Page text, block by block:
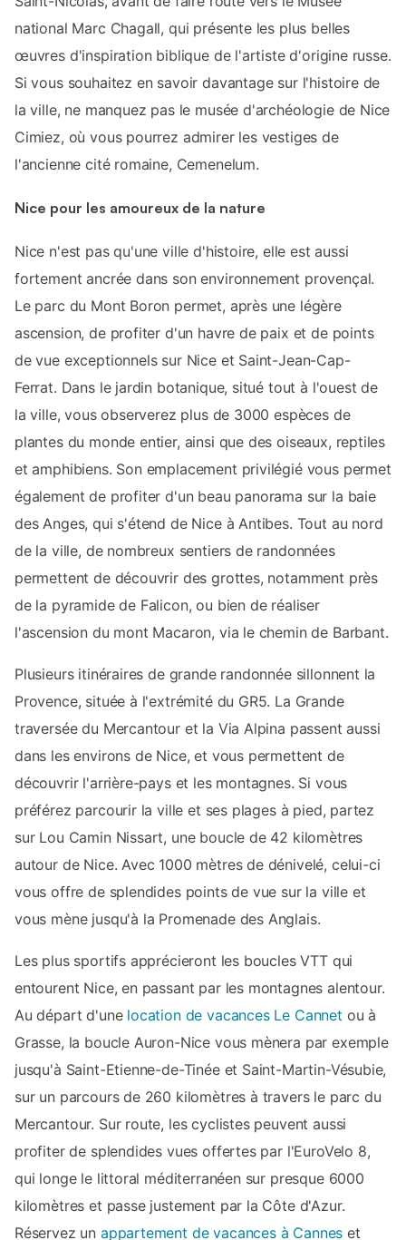
national Marc Chagall, qui présente les plus belles
œuvres d'inspiration biblique de l'artiste d'origine russe.
Si vous souhaitez en savoir davantage sur l'histoire de
la ville, ne manquez pas le musée d'archéologie de Nice
Cimiez, où vous pourrez admirer les vestiges de
l'ancienne cité romaine, Cemenelum.
Nice pour les amoureux de la nature
Nice n'est pas qu'une ville d'histoire, elle est aussi
fortement ancrée dans son environnement provençal.
Le parc du Mont Boron permet, après une légère
ascension, de profiter d'un havre de paix et de points
de vue exceptionnels sur Nice et Saint-Jean-Cap-
Ferrat. Dans le jardin botanique, situé tout à l'ouest de
la ville, vous observerez plus de 3000 espèces de
plantes du monde entier, ainsi que des oiseaux, reptiles
et amphibiens. Son emplacement privilégié vous permet
également de profiter d'un beau panorama sur la baie
des Anges, qui s'étend de Nice à Antibes. Tout au nord
de la ville, de nombreux sentiers de randonnées
permettent de découvrir des grottes, notamment près
de la pyramide de Falicon, ou bien de réaliser
l'ascension du mont Macaron, via le chemin de Barbant.
Plusieurs itinéraires de grande randonnée sillonnent la
Provence, située à l'extrémité du GR5. La Grande
traversée du Mercantour et la Via Alpina passent aussi
dans les environs de Nice, et vous permettent de
découvrir l'arrière-pays et les montagnes. Si vous
préférez parcourir la ville et ses plages à pied, partez
sur Lou Camin Nissart, une boucle de 42 kilomètres
autour de Nice. Avec 1000 mètres de dénivelé, celui-ci
vous offre de splendides points de vue sur la ville et
vous mène jusqu'à la Promenade des Anglais.
Les plus sportifs apprécieront les boucles VTT qui
entourent Nice, en passant par les montagnes alentour.
Au départ d'une location de vacances Le Cannet ou à
Grasse, la boucle Auron-Nice vous mènera par exemple
jusqu'à Saint-Etienne-de-Tinée et Saint-Martin-Vésubie,
sur un parcours de 260 kilomètres à travers le parc du
Mercantour. Sur route, les cyclistes peuvent aussi
profiter de splendides vues offertes par l'EuroVelo 8,
qui longe le littoral méditerranéen sur presque 6000
kilomètres et passe justement par la Côte d'Azur.
Réservez un appartement de vacances à Cannes et